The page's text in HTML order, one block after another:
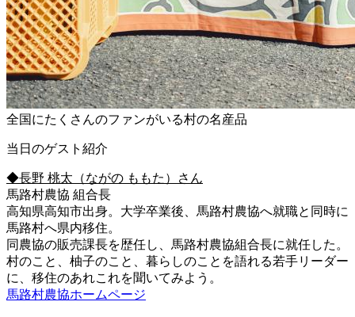
全国にたくさんのファンがいる村の名産品
当日のゲスト紹介
◆長野 桃太（ながの ももた）さん
馬路村農協 組合長
高知県高知市出身。大学卒業後、馬路村農協へ就職と同時に
馬路村へ県内移住。
同農協の販売課長を歴任し、馬路村農協組合長に就任した。
村のこと、柚子のこと、暮らしのことを語れる若手リーダー
に、移住のあれこれを聞いてみよう。
馬路村農協ホームページ